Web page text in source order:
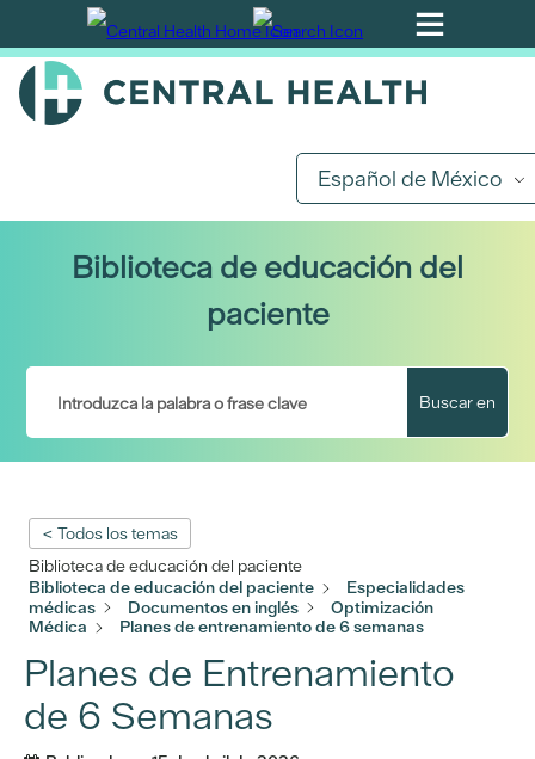
Ir
al
contenido
Español de México
Biblioteca de educación del
paciente
Buscar en
< Todos los temas
Biblioteca de educación del paciente
Biblioteca de educación del paciente
Especialidades
médicas
Documentos en inglés
Optimización
Médica
Planes de entrenamiento de 6 semanas
Planes de Entrenamiento
de 6 Semanas